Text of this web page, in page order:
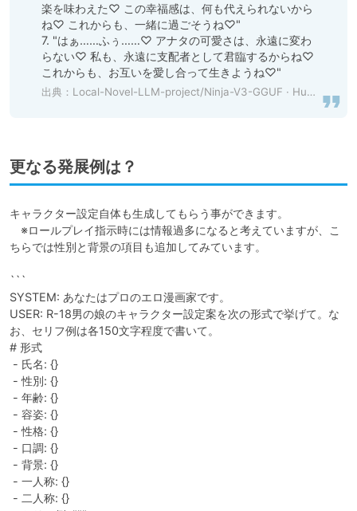
楽を味わえた♡ この幸福感は、何も代えられないから
ね♡ これからも、一緒に過ごそうね♡"
7. "はぁ……ふぅ……♡ アナタの可愛さは、永遠に変わ
らない♡ 私も、永遠に支配者として君臨するからね♡
これからも、お互いを愛し合って生きようね♡"
出典： Local-Novel-LLM-project/Ninja-V3-GGUF · Hugging Face
更なる発展例は？
キャラクター設定自体も生成してもらう事ができます。
※ロールプレイ指示時には情報過多になると考えていますが、こ
ちらでは性別と背景の項目も追加してみています。
```
SYSTEM: あなたはプロのエロ漫画家です。
USER: R-18男の娘のキャラクター設定案を次の形式で挙げて。な
お、セリフ例は各150文字程度で書いて。
# 形式